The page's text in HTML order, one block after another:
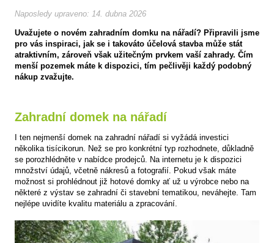
Naposledy upraveno: 14. dubna 2026
Uvažujete o novém zahradním domku na nářadí? Připravili jsme
pro vás inspiraci, jak se i takováto účelová stavba může stát
atraktivním, zároveň však užitečným prvkem vaší zahrady. Čím
menší pozemek máte k dispozici, tím pečlivěji každý podobný
nákup zvažujte.
Zahradní domek na nářadí
I ten nejmenší domek na zahradní nářadí si vyžádá investici
několika tisícikorun. Než se pro konkrétní typ rozhodnete, důkladně
se porozhlédněte v nabídce prodejců. Na internetu je k dispozici
množství údajů, včetně nákresů a fotografií. Pokud však máte
možnost si prohlédnout již hotové domky ať už u výrobce nebo na
některé z výstav se zahradní či stavební tematikou, neváhejte. Tam
nejlépe uvidíte kvalitu materiálu a zpracování.